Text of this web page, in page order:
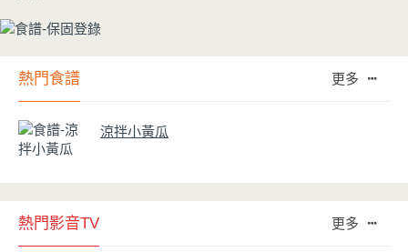
熱門食譜 更多
涼拌小黃瓜
熱門影音TV 更多